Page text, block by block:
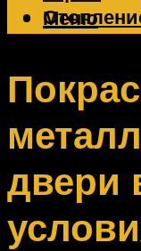
Меню
Меню
двери